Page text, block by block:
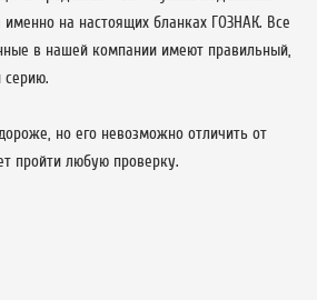
на настоящих бланках ГОЗНАК. Все
в нашей компании имеют правильный,
но его невозможно отличить от
пройти любую проверку.